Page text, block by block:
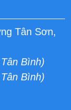
Tân Sơn,
Bình)
Bình)